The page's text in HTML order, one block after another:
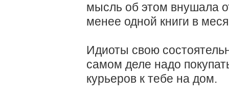
мысль об этом внушала
менее одной книги в
Идиоты свою
самом деле надо
курьеров к тебе на дом.